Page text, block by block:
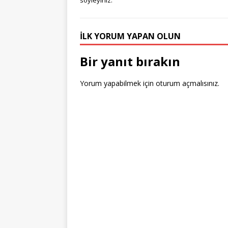
g
r st o
o
k
n
İLK YORUM YAPAN OLUN
Bir yanıt bırakın
Yorum yapabilmek için oturum açmalısınız.